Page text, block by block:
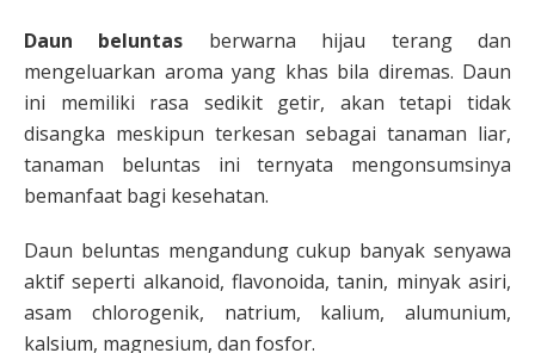
Daun beluntas berwarna hijau terang dan
mengeluarkan aroma yang khas bila diremas. Daun
ini memiliki rasa sedikit getir, akan tetapi tidak
disangka meskipun terkesan sebagai tanaman liar,
tanaman beluntas ini ternyata mengonsumsinya
bemanfaat bagi kesehatan.
Daun beluntas mengandung cukup banyak senyawa
aktif seperti alkanoid, flavonoida, tanin, minyak asiri,
asam chlorogenik, natrium, kalium, alumunium,
kalsium, magnesium, dan fosfor.